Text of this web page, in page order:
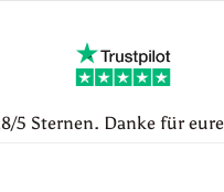
5 Sternen. Danke für eure